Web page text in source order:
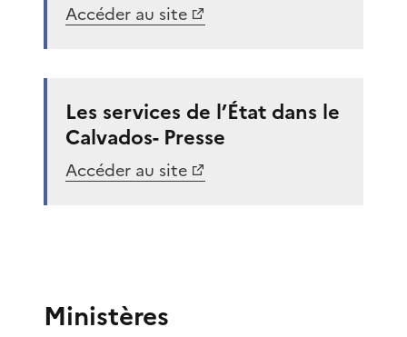
Accéder au site
Les services de l’État dans le
Calvados- Presse
Accéder au site
Ministères